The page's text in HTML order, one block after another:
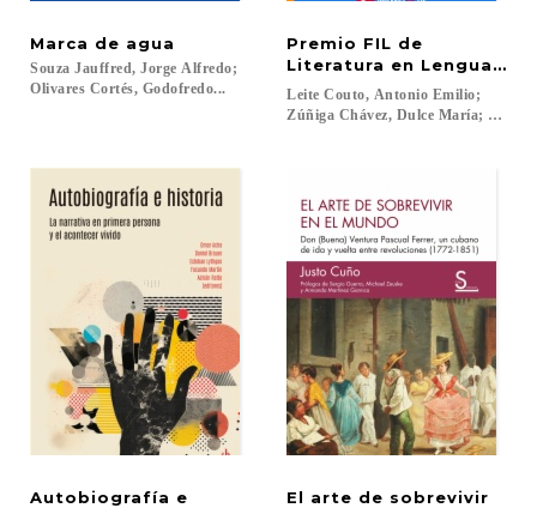
Marca de agua
Souza Jauffred, Jorge Alfredo;
Olivares Cortés, Godofredo...
Premio FIL de
Literatura en Lenguas
Leite Couto, Antonio Emilio;
Zúñiga Chávez, Dulce María; Alves
Autobiografía e
El arte de sobrevivir